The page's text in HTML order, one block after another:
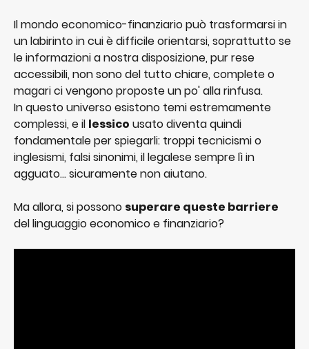
Il mondo economico-finanziario può trasformarsi in
un labirinto in cui è difficile orientarsi, soprattutto se
le informazioni a nostra disposizione, pur rese
accessibili, non sono del tutto chiare, complete o
magari ci vengono proposte un po' alla rinfusa.
In questo universo esistono temi estremamente
complessi, e il lessico usato diventa quindi
fondamentale per spiegarli: troppi tecnicismi o
inglesismi, falsi sinonimi, il legalese sempre lì in
agguato... sicuramente non aiutano.
Ma allora, si possono superare queste barriere
del linguaggio economico e finanziario?